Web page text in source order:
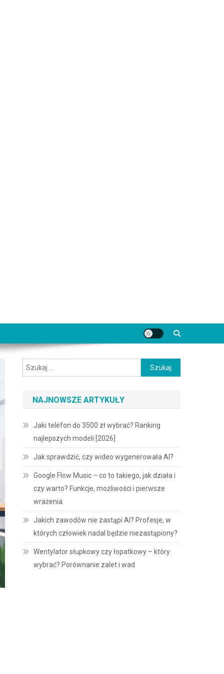
Szukaj:
NAJNOWSZE ARTYKUŁY
Jaki telefon do 3500 zł wybrać? Ranking
najlepszych modeli [2026]
Jak sprawdzić, czy wideo wygenerowała AI?
Google Flow Music – co to takiego, jak działa i
czy warto? Funkcje, możliwości i pierwsze
wrażenia
Jakich zawodów nie zastąpi AI? Profesje, w
których człowiek nadal będzie niezastąpiony?
Wentylator słupkowy czy łopatkowy – który
wybrać? Porównanie zalet i wad